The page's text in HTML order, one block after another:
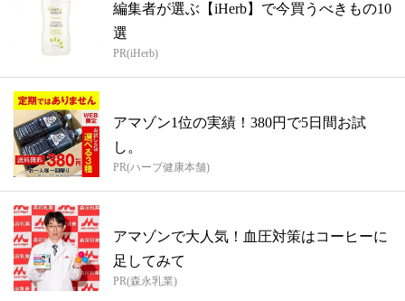
編集者が選ぶ【iHerb】で今買うべきもの10
選
PR(iHerb)
アマゾン1位の実績！380円で5日間お試
し。
PR(ハーブ健康本舗)
アマゾンで大人気！血圧対策はコーヒーに
足してみて
PR(森永乳業)